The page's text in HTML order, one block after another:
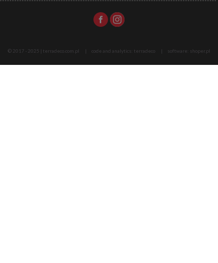
© 2017 - 2025 | terradeco.com.pl code and analytics: terradeco software: shoper.pl